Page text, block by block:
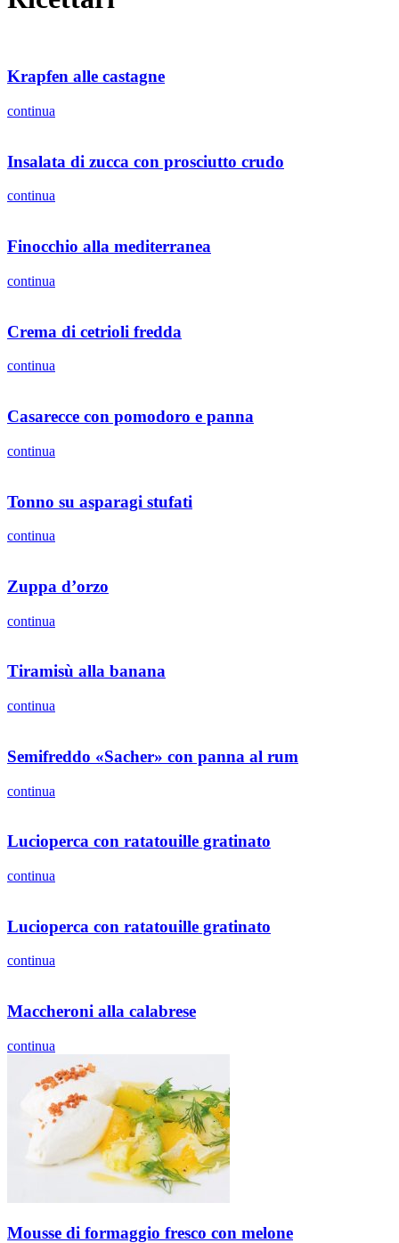
Krapfen alle castagne
continua
Insalata di zucca con prosciutto crudo
continua
Finocchio alla mediterranea
continua
Crema di cetrioli fredda
continua
Casarecce con pomodoro e panna
continua
Tonno su asparagi stufati
continua
Zuppa d’orzo
continua
Tiramisù alla banana
continua
Semifreddo «Sacher» con panna al rum
continua
Lucioperca con ratatouille gratinato
continua
Lucioperca con ratatouille gratinato
continua
Maccheroni alla calabrese
continua
Mousse di formaggio fresco con melone